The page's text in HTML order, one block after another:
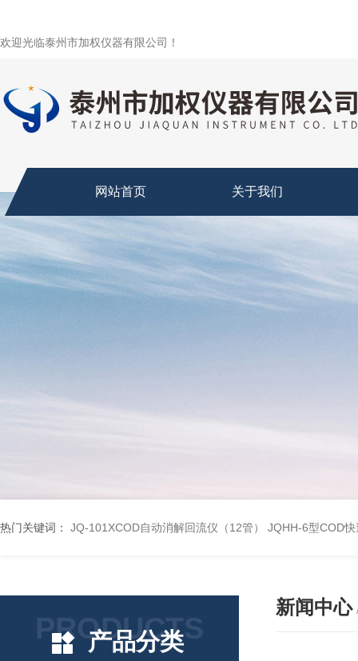
欢迎光临泰州市加权仪器有限公司！
网站首页 关于我们
热门关键词： JQ-101XCOD自动消解回流仪（12管） JQHH-6型COD
PRODUCTS
产品分类
新闻中心